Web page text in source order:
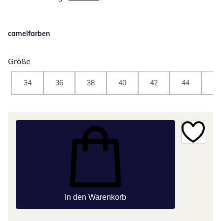
camelfarben
Größe
34 36 38 40 42 44
In den Warenkorb